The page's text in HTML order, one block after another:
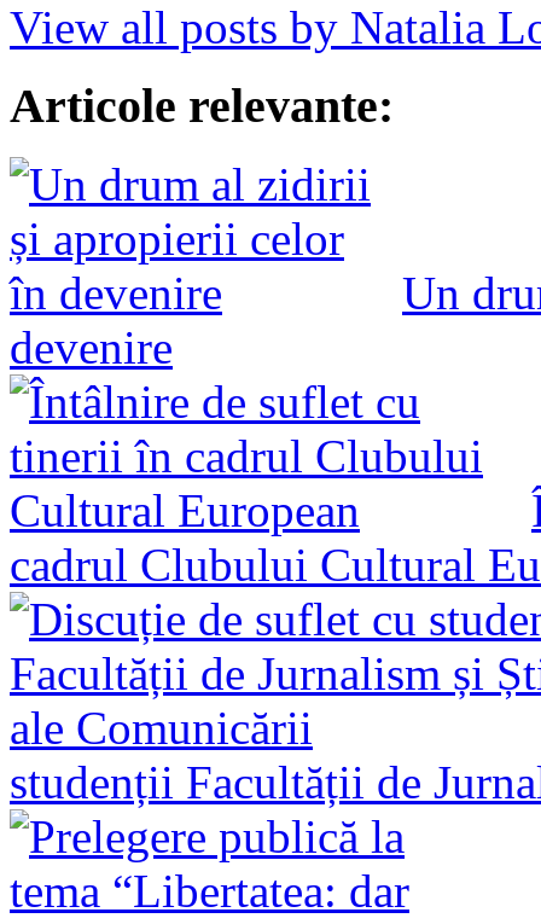
View all posts by Natalia
Articole relevante:
Un
devenire
cadrul Clubului Cultural
studenții Facultății de